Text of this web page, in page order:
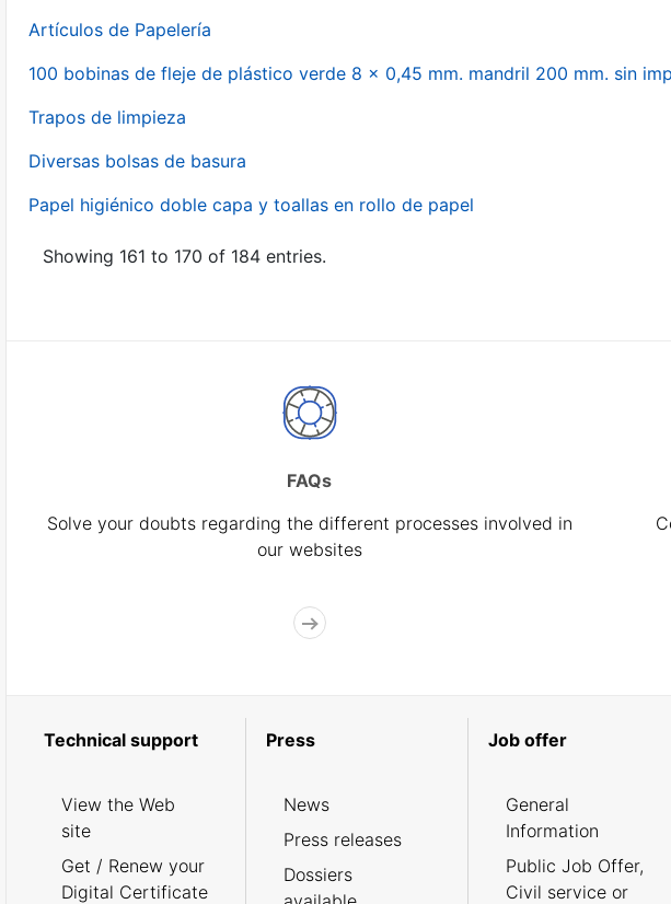
Artículos de Papelería
100 bobinas de fleje de plástico verde 8 x 0,45 mm. mandril 200 mm. sin
Trapos de limpieza
Diversas bolsas de basura
Papel higiénico doble capa y toallas en rollo de papel
Showing 161 to 170 of 184 entries.
FAQs
Solve your doubts regarding the different processes involved in
our websites
Technical support
View the Web
site
Get / Renew your
Digital Certificate
Press
News
Press releases
Dossiers
Job offer
General
Information
Public Job Offer,
Civil service or